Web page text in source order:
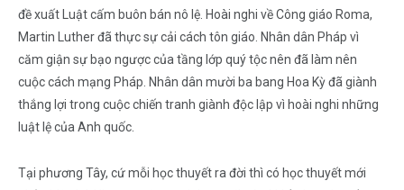
đề xuất Luật cấm buôn bán nô lệ. Hoài nghi về Công giáo Roma,
Martin Luther đã thực sự cải cách tôn giáo. Nhân dân Pháp vì
căm giận sự bạo ngược của tầng lớp quý tộc nên đã làm nên
cuộc cách mạng Pháp. Nhân dân mười ba bang Hoa Kỳ đã giành
thắng lợi trong cuộc chiến tranh giành độc lập vì hoài nghi những
luật lệ của Anh quốc.
Tại phương Tây, cứ mỗi học thuyết ra đời thì có học thuyết mới